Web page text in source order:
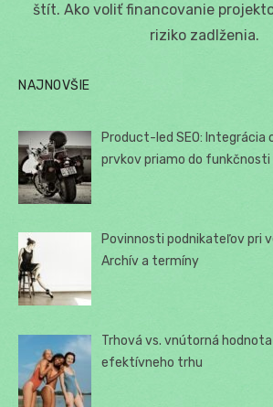
štít. Ako voliť financovanie
riziko zadlženia.
NAJNOVŠIE
Product-led SEO: Integrácia
prvkov priamo do
Povinnosti podnikateľov pri
Archív a termíny
Trhová vs. vnútorná
efektívneho trhu